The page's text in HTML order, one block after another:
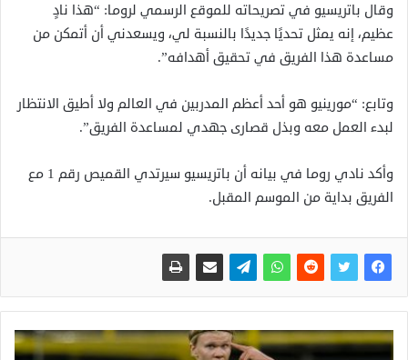
وقال باتريسيو في تصريحاته للموقع الرسمي لروما: “هذا نادٍ
عظيم، إنه يمثل تحديًا جديدًا بالنسبة لي، ويسعدني أن أتمكن من
مساعدة هذا الفريق في تحقيق أهدافه”.
وتابع: “مورينيو هو أحد أعظم المدربين في العالم ولا أطيق الانتظار
لبدء العمل معه وبذل قصارى جهدي لمساعدة الفريق”.
وأكد نادي روما في بيانه أن باتريسيو سيرتدي القميص رقم 1 مع
الفريق بداية من الموسم المقبل.